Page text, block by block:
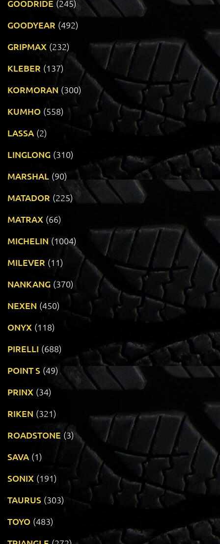
GOODRIDE (245)
GOODYEAR (492)
GRIPMAX (232)
KLEBER (137)
KORMORAN (300)
KUMHO (558)
LASSA (2)
LINGLONG (310)
MARSHAL (90)
MATADOR (225)
MATRAX (66)
MICHELIN (1004)
MILEVER (11)
NANKANG (370)
NEXEN (450)
ONYX (118)
PIRELLI (688)
POINT S (49)
PRINX (34)
RIKEN (321)
ROADSTONE (3)
SAVA (1)
SONIX (191)
TAURUS (303)
TOYO (483)